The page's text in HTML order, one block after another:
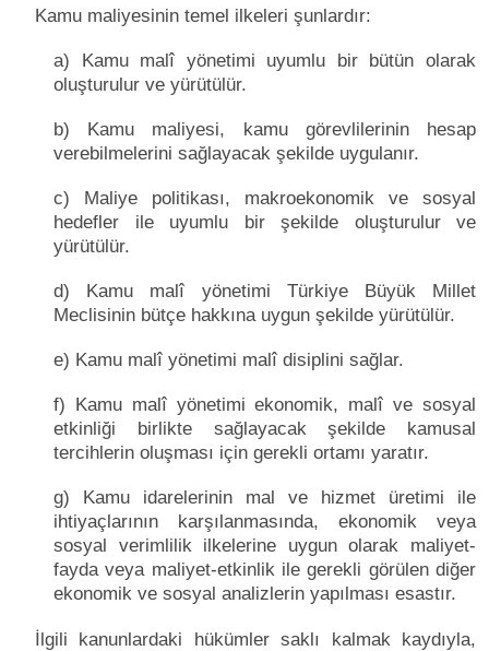
Kamu maliyesinin temel ilkeleri şunlardır:
a) Kamu malî yönetimi uyumlu bir bütün olarak
oluşturulur ve yürütülür.
b) Kamu maliyesi, kamu görevlilerinin hesap
verebilmelerini sağlayacak şekilde uygulanır.
c) Maliye politikası, makroekonomik ve sosyal
hedefler ile uyumlu bir şekilde oluşturulur ve
yürütülür.
d) Kamu malî yönetimi Türkiye Büyük Millet
Meclisinin bütçe hakkına uygun şekilde yürütülür.
e) Kamu malî yönetimi malî disiplini sağlar.
f) Kamu malî yönetimi ekonomik, malî ve sosyal
etkinliği birlikte sağlayacak şekilde kamusal
tercihlerin oluşması için gerekli ortamı yaratır.
g) Kamu idarelerinin mal ve hizmet üretimi ile
ihtiyaçlarının karşılanmasında, ekonomik veya
sosyal verimlilik ilkelerine uygun olarak maliyet-
fayda veya maliyet-etkinlik ile gerekli görülen diğer
ekonomik ve sosyal analizlerin yapılması esastır.
İlgili kanunlardaki hükümler saklı kalmak kaydıyla,